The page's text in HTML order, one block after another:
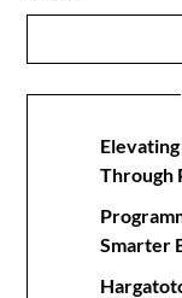
Through
Smarter